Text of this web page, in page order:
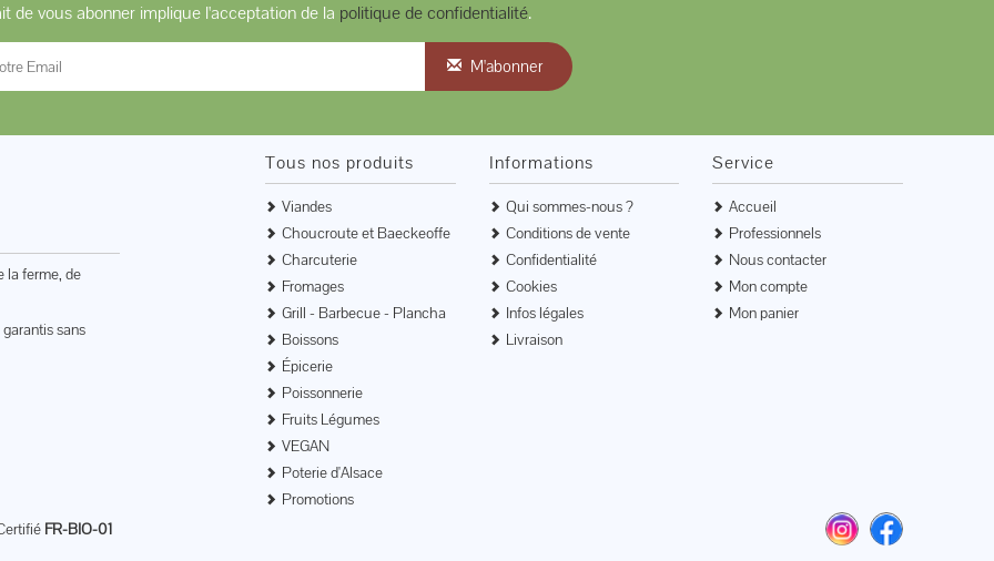
de vous abonner implique l'acceptation de la politique de confidentialité.
M'abonner
la ferme, de
sans
Tous nos produits
Viandes
Choucroute et Baeckeoffe
Charcuterie
Fromages
Grill - Barbecue - Plancha
Boissons
Épicerie
Poissonnerie
Fruits Légumes
VEGAN
Poterie d'Alsace
Promotions
Informations
Qui sommes-nous ?
Conditions de vente
Confidentialité
Cookies
Infos légales
Livraison
Service
Accueil
Professionnels
Nous contacter
Mon compte
Mon panier
FR-BIO-01